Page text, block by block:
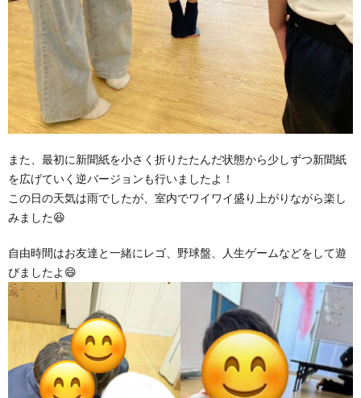
また、最初に新聞紙を小さく折りたたんだ状態から少しずつ新聞紙
を広げていく逆バージョンも行いましたよ！
この日の天気は雨でしたが、室内でワイワイ盛り上がりながら楽し
みました😆
自由時間はお友達と一緒にレゴ、野球盤、人生ゲームなどをして遊
びましたよ😄